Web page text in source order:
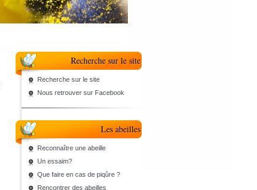
Recherche sur le site
Recherche sur le site
Nous retrouver sur Facebook
Les abeilles
Reconnaître une abeille
Un essaim?
Que faire en cas de piqûre ?
Rencontrer des abeilles